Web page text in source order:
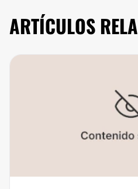
ARTÍCULOS